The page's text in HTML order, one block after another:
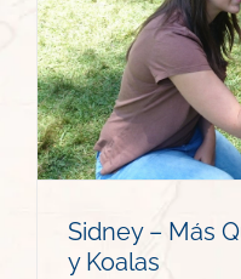
Sidney – Más
y Koalas